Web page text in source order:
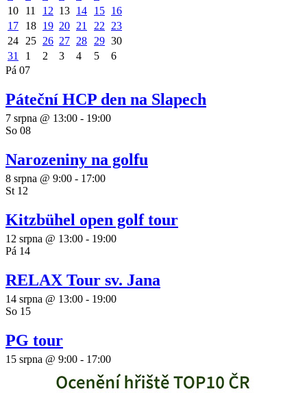
10
11 12 13 14 15 16
17
18 19 20 21 22 23
24 25 26 27 28 29 30
31
1 2 3 4 5
6
Pá 07
Páteční HCP den na Slapech
7 srpna @ 13:00 - 19:00
So 08
Narozeniny na golfu
8 srpna @ 9:00 - 17:00
St 12
Kitzbühel open golf tour
12 srpna @ 13:00 - 19:00
Pá 14
RELAX Tour sv. Jana
14 srpna @ 13:00 - 19:00
So 15
PG tour
15 srpna @ 9:00 - 17:00